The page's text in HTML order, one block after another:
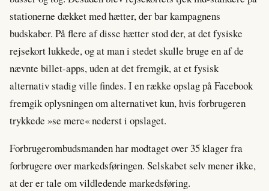
stationerne dækket med hætter, der bar kampagnens
budskaber. På flere af disse hætter stod der, at det fysiske
rejsekort lukkede, og at man i stedet skulle bruge en af de
nævnte billet-apps, uden at det fremgik, at et fysisk
alternativ stadig ville findes. I en række opslag på Facebook
fremgik oplysningen om alternativet kun, hvis forbrugeren
trykkede »se mere« nederst i opslaget.
Forbrugerombudsmanden har modtaget over 35 klager fra
forbrugere over markedsføringen. Selskabet selv mener ikke,
at der er tale om vildledende markedsføring.